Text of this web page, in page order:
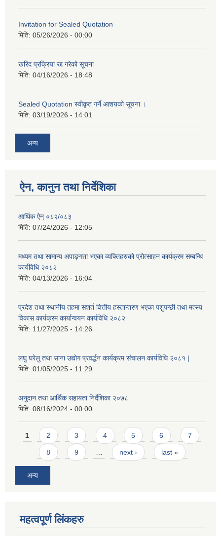
Invitation for Sealed Quotation
मिति: 05/26/2026 - 00:00
खरिद प्रक्रिया रद्द गरेको सूचना
मिति: 04/16/2026 - 18:48
Sealed Quotation स्वीकृत गर्ने आशयको सूचना ।
मिति: 03/19/2026 - 14:01
अन्य
ऐन, कानुन तथा निर्देशिका
आर्थिक ऐन् ०८२/०८३
मिति: 07/24/2026 - 12:05
मध्यम तथा सामान्य अपाङ्गता भएका व्यक्तिहरुको प्रोत्साहन कार्यक्रम सम्बन्धि
कार्यविधि २०८२
मिति: 04/13/2026 - 16:04
प्रदेश तथा स्थानीय तहमा सशर्त वित्तीय हस्तान्तरण भएका पशुपन्छी तथा मत्स्य
विकास कार्यक्रम कार्यान्वयन कार्यविधि २०८२
मिति: 11/27/2025 - 14:26
लघु घरेलु तथा साना उद्योग प्रवर्द्धन कार्यक्रम संचालन कार्यविधि २०८१ |
मिति: 01/05/2025 - 11:29
अनुदान तथा आर्थिक सहायता निर्देशिका २०७८
मिति: 08/16/2024 - 00:00
Pages
1 2 3 4 5 6 7
8 9 next › last »
अन्य
महत्वपूर्ण लिंकहरु